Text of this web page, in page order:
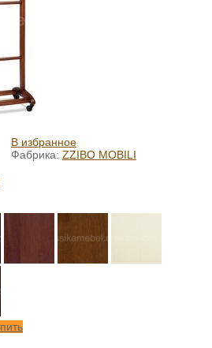
В избранное
Фабрика: ZZIBO MOBILI